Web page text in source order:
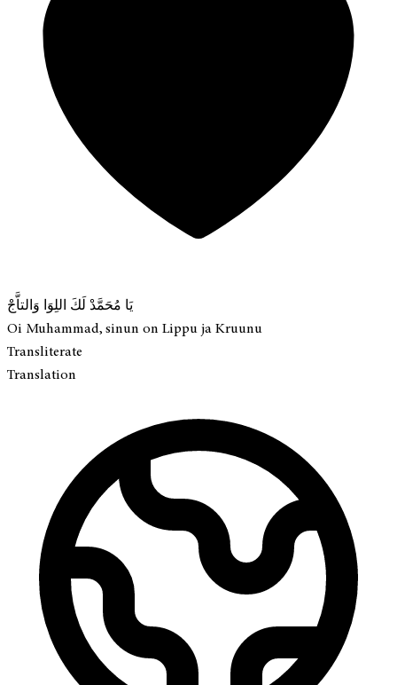
يَا مُحَمَّدْ لَكَ اللِوَا وَالتاَّجْ
Oi Muhammad, sinun on Lippu ja Kruunu
Transliterate
Translation